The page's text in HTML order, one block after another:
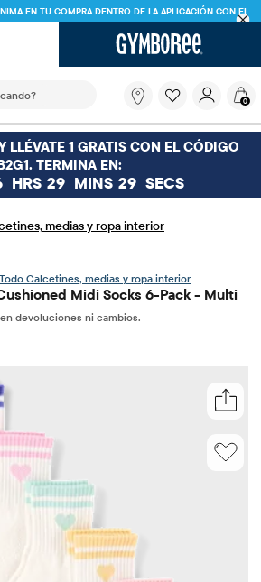
EN TU COMPRA DENTRO DE LA APLICACIÓN CON EL
campo de búsqueda filtra las
buscando?
0
LLÉVATE 1 GRATIS CON EL CÓDIGO
TERMINA EN:
HRS 29 MINS 29 SECS
medias y ropa interior
Calcetines, medias y ropa interior
Midi Socks 6-Pack - Multi
devoluciones ni cambios.